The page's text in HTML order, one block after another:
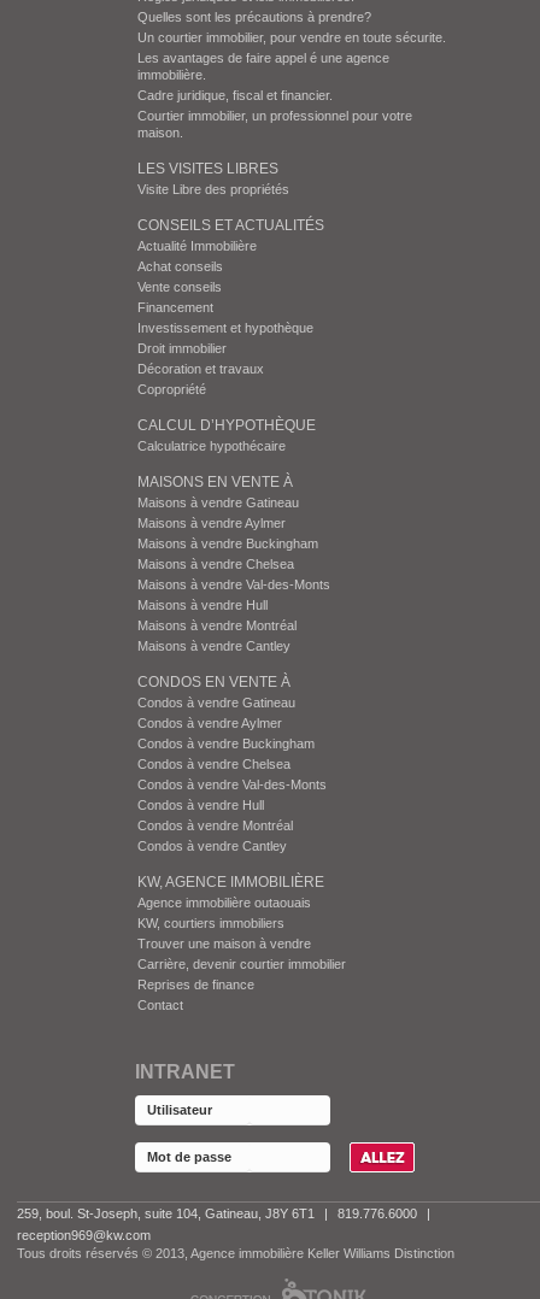
Quelles sont les précautions à prendre?
Un courtier immobilier, pour vendre en toute sécurite.
Les avantages de faire appel é une agence
immobilière.
Cadre juridique, fiscal et financier.
Courtier immobilier, un professionnel pour votre
maison.
LES VISITES LIBRES
Visite Libre des propriétés
CONSEILS ET ACTUALITÉS
Actualité Immobilière
Achat conseils
Vente conseils
Financement
Investissement et hypothèque
Droit immobilier
Décoration et travaux
Copropriété
CALCUL D’HYPOTHÈQUE
Calculatrice hypothécaire
MAISONS EN VENTE À
Maisons à vendre Gatineau
Maisons à vendre Aylmer
Maisons à vendre Buckingham
Maisons à vendre Chelsea
Maisons à vendre Val-des-Monts
Maisons à vendre Hull
Maisons à vendre Montréal
Maisons à vendre Cantley
CONDOS EN VENTE À
Condos à vendre Gatineau
Condos à vendre Aylmer
Condos à vendre Buckingham
Condos à vendre Chelsea
Condos à vendre Val-des-Monts
Condos à vendre Hull
Condos à vendre Montréal
Condos à vendre Cantley
KW, AGENCE IMMOBILIÈRE
Agence immobilière outaouais
KW, courtiers immobiliers
Trouver une maison à vendre
Carrière, devenir courtier immobilier
Reprises de finance
Contact
INTRANET
259, boul. St-Joseph, suite 104, Gatineau, J8Y 6T1 | 819.776.6000
|
reception969@kw.com
Tous droits réservés © 2013, Agence immobilière Keller Williams Distinction